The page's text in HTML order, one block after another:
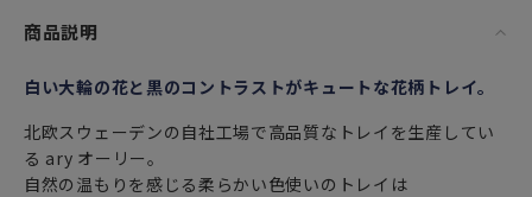
商品説明
白い大輪の花と黒のコントラストがキュートな花柄トレイ。
北欧スウェーデンの自社工場で高品質なトレイを生産してい
る ary オーリー。
自然の温もりを感じる柔らかい色使いのトレイは